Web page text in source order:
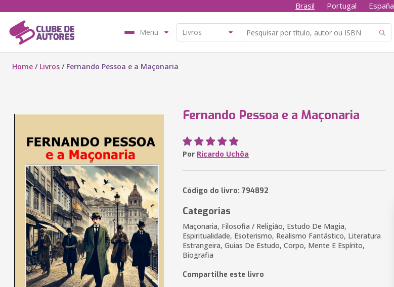
Brasil Portugal España
Menu
Home / Livros / Fernando Pessoa e a Maçonaria
Fernando Pessoa e a Maçonaria
Por Ricardo Uchôa
Código do livro: 794892
Categorias
Maçonaria, Filosofia / Religião, Estudo De Magia,
Espiritualidade, Esoterismo, Realismo Fantástico, Literatura
Estrangeira, Guias De Estudo, Corpo, Mente E Espírito,
Biografia
Compartilhe este livro